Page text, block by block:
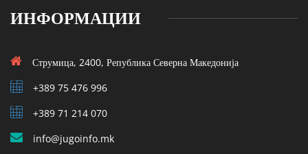
ИНФОРМАЦИИ
Струмица, 2400, Република Северна Македонија
+389 75 476 996
+389 71 214 070
info@jugoinfo.mk